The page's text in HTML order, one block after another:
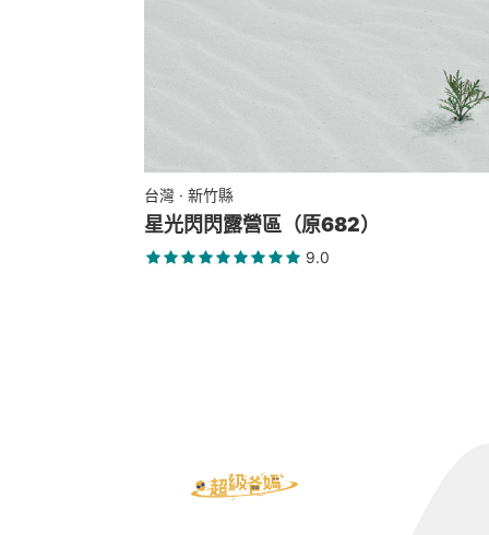
台灣 · 新竹縣
星光閃閃露營區（原682）
9.0